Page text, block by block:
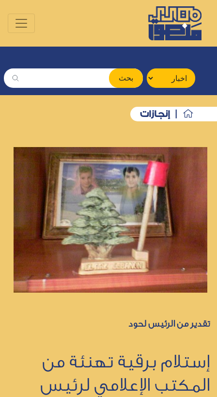
بحث
| إنجازات
تقدير من الرئيس لحود
إستلام برقية تهنئة من
المكتب الإعلامي لرئيس